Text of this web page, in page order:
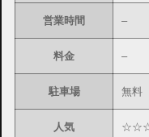
営業時間 –
料金 –
駐車場 無料
人気